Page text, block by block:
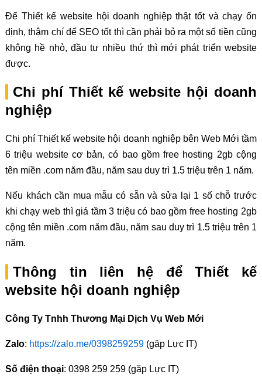
Để Thiết kế website hội doanh nghiệp thật tốt và chạy ổn
định, thậm chí để SEO tốt thì cần phải bỏ ra một số tiền cũng
không hề nhỏ, đầu tư nhiều thứ thì mới phát triển website
được.
Chi phí Thiết kế website hội doanh
nghiệp
Chi phí Thiết kế website hội doanh nghiệp bên Web Mới tầm
6 triệu website cơ bản, có bao gồm free hosting 2gb cộng
tên miền .com năm đầu, năm sau duy trì 1.5 triệu trên 1 năm.
Nếu khách cần mua mẫu có sẵn và sửa lại 1 số chỗ trước
khi chạy web thì giá tầm 3 triệu có bao gồm free hosting 2gb
cộng tên miền .com năm đầu, năm sau duy trì 1.5 triệu trên 1
năm.
Thông tin liên hệ để Thiết kế
website hội doanh nghiệp
Công Ty Tnhh Thương Mại Dịch Vụ Web Mới
Zalo: https://zalo.me/0398259259(gặp Lực IT)
Số điện thoại: 0398 259 259 (gặp Lực IT)